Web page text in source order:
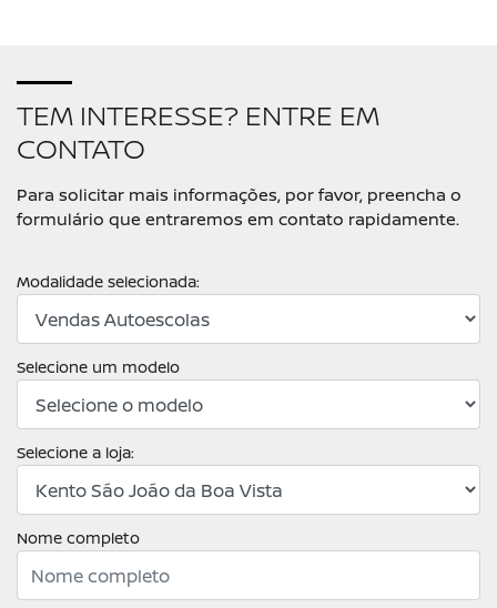
TEM INTERESSE? ENTRE EM
CONTATO
Para solicitar mais informações, por favor, preencha o
formulário que entraremos em contato rapidamente.
Modalidade selecionada:
Selecione um modelo
Selecione a loja:
Nome completo